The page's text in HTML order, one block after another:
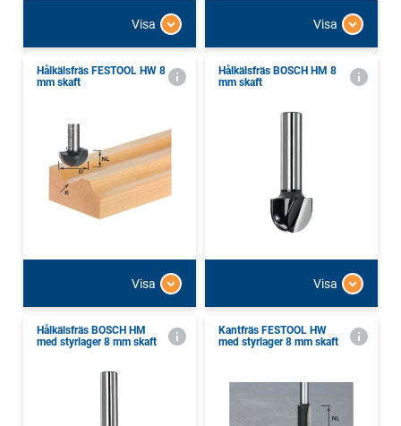
Visa Visa
Hålkälsfräs FESTOOL HW 8
mm skaft
Visa
Hålkälsfräs BOSCH HM 8
mm skaft
Visa
Hålkälsfräs BOSCH HM
med styrlager 8 mm skaft
Kantfräs FESTOOL HW
med styrlager 8 mm skaft